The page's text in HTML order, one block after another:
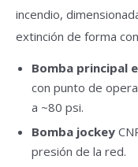
incendio,
extinción de forma
Bomba principal
con punto de
a ~80 psi.
Bomba jockey
presión de la red.